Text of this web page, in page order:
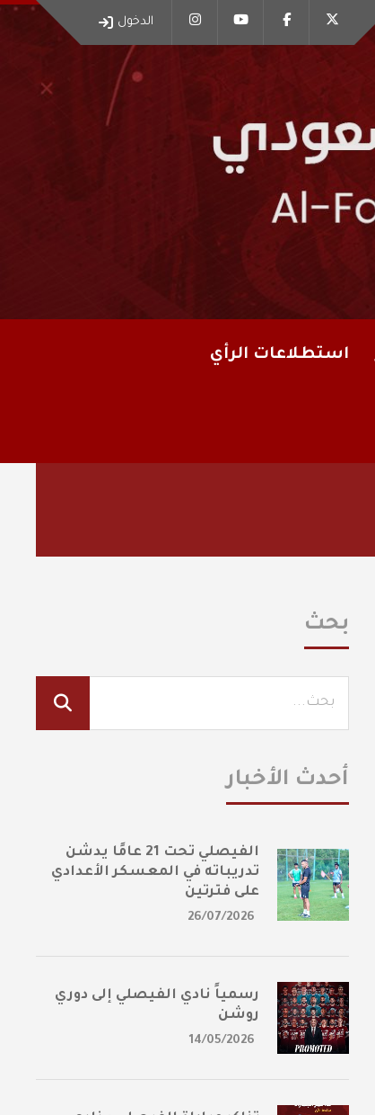
الدخول
استطلاعات الرأي
بحث
أحدث الأخبار
الفيصلي تحت 21 عامًا يدشن
تدريباته في المعسكر الأعدادي
على فترتين
26/07/2026
رسمياً نادي الفيصلي إلى دوري
روشن
14/05/2026